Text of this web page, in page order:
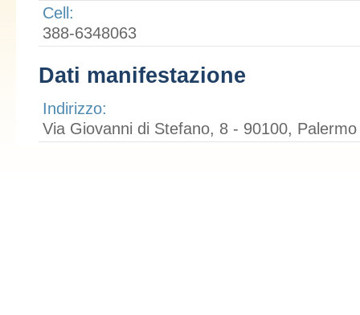
Cell:
388-6348063
Dati manifestazione
Indirizzo:
Via Giovanni di Stefano, 8 - 90100, Palermo